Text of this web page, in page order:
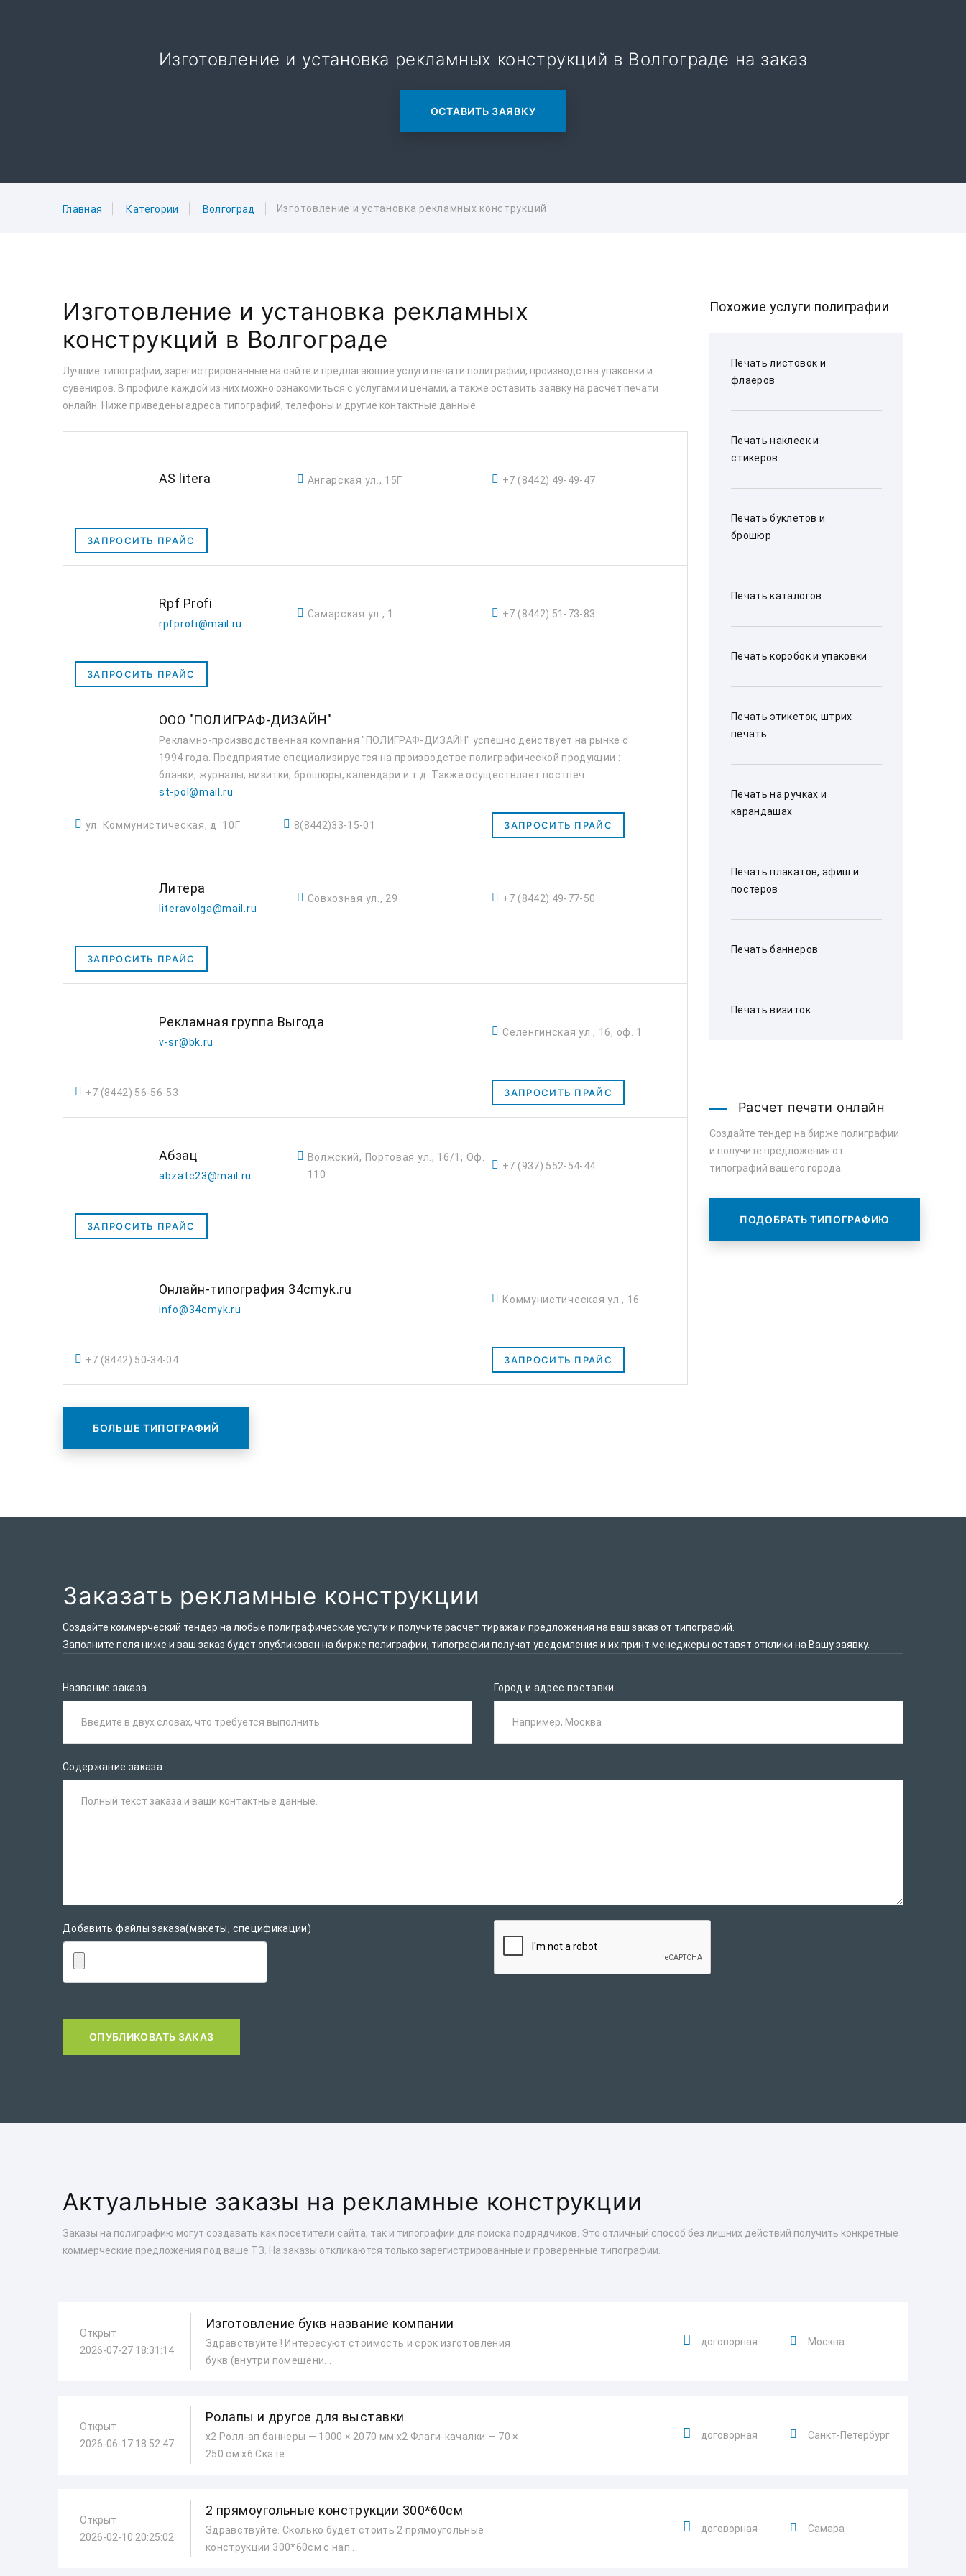
Изготовление и установка рекламных конструкций в Волгограде на заказ
ОСТАВИТЬ ЗАЯВКУ
Главная Категории Волгоград Изготовление и установка рекламных конструкций
Похожие услуги полиграфии
Печать листовок и
флаеров
Печать наклеек и
стикеров
Печать буклетов и
брошюр
Печать каталогов
Печать коробок и упаковки
Печать этикеток, штрих
печать
Печать на ручках и
карандашах
Печать плакатов, афиш и
постеров
Печать баннеров
Печать визиток
Расчет печати онлайн
Создайте тендер на бирже полиграфии
и получите предложения от
типографий вашего города.
ПОДОБРАТЬ ТИПОГРАФИЮ
Изготовление и установка рекламных
конструкций в Волгограде
Лучшие типографии, зарегистрированные на сайте и предлагающие услуги печати полиграфии, производства упаковки и
сувениров. В профиле каждой из них можно ознакомиться с услугами и ценами, а также оставить заявку на расчет печати
онлайн. Ниже приведены адреса типографий, телефоны и другие контактные данные.
AS litera Ангарская ул., 15Г +7 (8442) 49-49-47
ЗАПРОСИТЬ ПРАЙС
Rpf Profi
rpfprofi@mail.ru
Самарская ул., 1 +7 (8442) 51-73-83
ЗАПРОСИТЬ ПРАЙС
ООО "ПОЛИГРАФ-ДИЗАЙН"
Рекламно-производственная компания "ПОЛИГРАФ-ДИЗАЙН" успешно действует на рынке с
1994 года. Предприятие специализируется на производстве полиграфической продукции :
бланки, журналы, визитки, брошюры, календари и т.д. Также осуществляет постпеч...
st-pol@mail.ru
ул. Коммунистическая, д. 10Г 8(8442)33-15-01 ЗАПРОСИТЬ ПРАЙС
Литера
literavolga@mail.ru
Совхозная ул., 29 +7 (8442) 49-77-50
ЗАПРОСИТЬ ПРАЙС
Рекламная группа Выгода
v-sr@bk.ru
Селенгинская ул., 16, оф. 1
+7 (8442) 56-56-53 ЗАПРОСИТЬ ПРАЙС
Абзац
abzatc23@mail.ru
Волжский, Портовая ул., 16/1, Оф.
110
+7 (937) 552-54-44
ЗАПРОСИТЬ ПРАЙС
Онлайн-типография 34cmyk.ru
info@34cmyk.ru
Коммунистическая ул., 16
+7 (8442) 50-34-04 ЗАПРОСИТЬ ПРАЙС
БОЛЬШЕ ТИПОГРАФИЙ
Заказать рекламные конструкции
Создайте коммерческий тендер на любые полиграфические услуги и получите расчет тиража и предложения на ваш заказ от типографий.
Заполните поля ниже и ваш заказ будет опубликован на бирже полиграфии, типографии получат уведомления и их принт менеджеры оставят отклики на Вашу заявку.
Название заказа
Введите в двух словах, что требуется выполнить
Город и адрес поставки
Например, Москва
Содержание заказа
Полный текст заказа и ваши контактные данные.
Добавить файлы заказа(макеты, спецификации)
ОПУБЛИКОВАТЬ ЗАКАЗ
Актуальные заказы на рекламные конструкции
Заказы на полиграфию могут создавать как посетители сайта, так и типографии для поиска подрядчиков. Это отличный способ без лишних действий получить конкретные
коммерческие предложения под ваше ТЗ. На заказы откликаются только зарегистрированные и проверенные типографии.
Открыт
2026-07-27 18:31:14
Изготовление букв название компании
Здравствуйте ! Интересуют стоимость и срок изготовления
букв (внутри помещени...
договорная Москва
Открыт
2026-06-17 18:52:47
Ролапы и другое для выставки
х2 Ролл-ап баннеры — 1000 × 2070 мм х2 Флаги-качалки — 70 ×
250 см х6 Скате...
договорная Санкт-Петербург
Открыт
2026-02-10 20:25:02
2 прямоугольные конструкции 300*60см
Здравствуйте. Сколько будет стоить 2 прямоугольные
конструкции 300*60см с нап...
договорная Самара